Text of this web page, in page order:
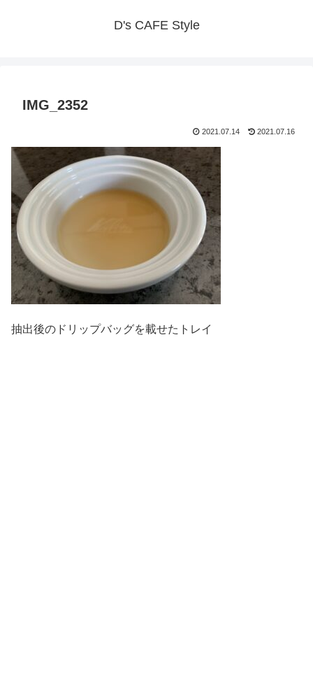
D's CAFE Style
IMG_2352
2021.07.14 2021.07.16
抽出後のドリップバッグを載せたトレイ